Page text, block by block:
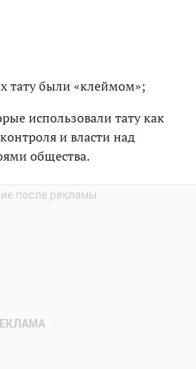
тату были «клеймом»;
использовали тату как
и власти над
общества.